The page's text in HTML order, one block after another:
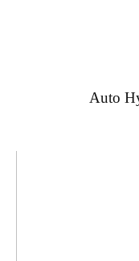
Auto